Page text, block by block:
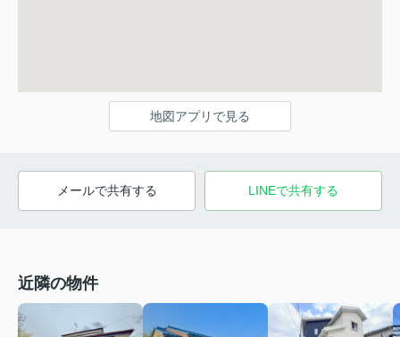
地図アプリで見る
メールで共有する LINEで共有する
近隣の物件